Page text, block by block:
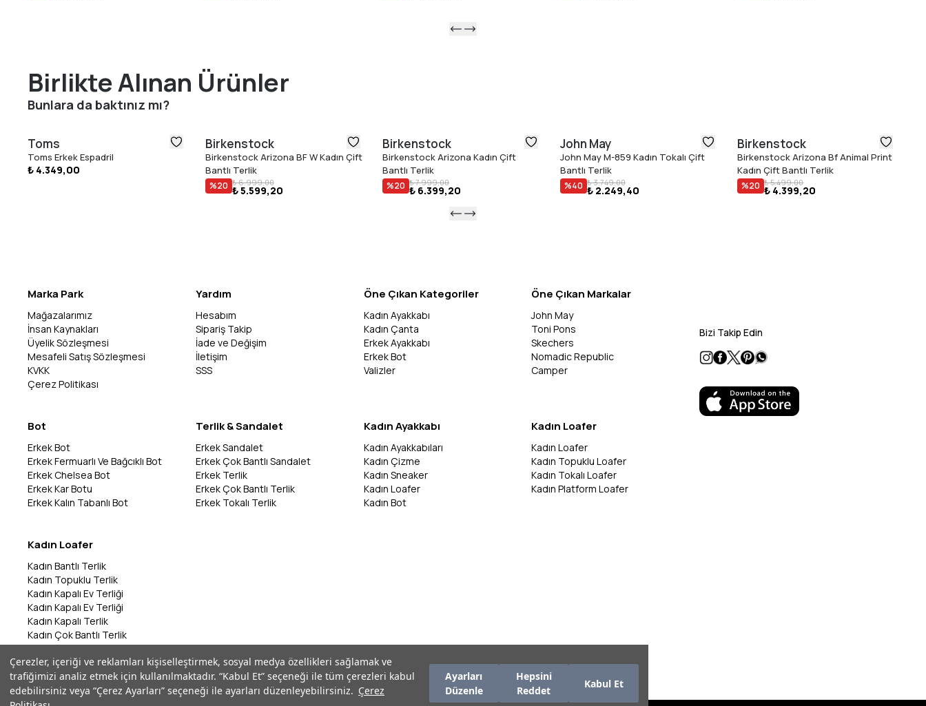
Çerezler, içeriği ve reklamları kişiselleştirmek, sosyal medya özellikleri sağlamak ve
trafiğimizi analiz etmek için kullanılmaktadır. “Kabul Et” seçeneği ile tüm çerezleri kabul
edebilirsiniz veya “Çerez Ayarları” seçeneği ile ayarları düzenleyebilirsiniz. Çerez
Ayarları
Düzenle
Hepsini
Reddet
Kabul Et
Birlikte Alınan Ürünler
Bunlara da baktınız mı?
Toms
Toms Erkek Espadril
₺ 4.349,00
Birkenstock
Birkenstock Arizona BF W Kadın Çift
Bantlı Terlik
%20 ₺ 6.999,00
₺ 5.599,20
Birkenstock
Birkenstock Arizona Kadın Çift
Bantlı Terlik
%20 ₺ 7.999,00
₺ 6.399,20
John May
John May M-859 Kadın Tokalı Çift
Bantlı Terlik
%40 ₺ 3.749,00
₺ 2.249,40
Birkenstock
Birkenstock Arizona Bf Animal Print
Kadın Çift Bantlı Terlik
%20 ₺ 5.499,00
₺ 4.399,20
Marka Park
Mağazalarımız
İnsan Kaynakları
Üyelik Sözleşmesi
Mesafeli Satış Sözleşmesi
KVKK
Çerez Politikası
Yardım
Hesabım
Sipariş Takip
İade ve Değişim
İletişim
SSS
Öne Çıkan Kategoriler
Kadın Ayakkabı
Kadın Çanta
Erkek Ayakkabı
Erkek Bot
Valizler
Öne Çıkan Markalar
John May
Toni Pons
Skechers
Nomadic Republic
Camper
Bot
Erkek Bot
Erkek Fermuarlı Ve Bağcıklı Bot
Erkek Chelsea Bot
Erkek Kar Botu
Erkek Kalın Tabanlı Bot
Terlik & Sandalet
Erkek Sandalet
Erkek Çok Bantlı Sandalet
Erkek Terlik
Erkek Çok Bantlı Terlik
Erkek Tokalı Terlik
Kadın Ayakkabı
Kadın Ayakkabıları
Kadın Çizme
Kadın Sneaker
Kadın Loafer
Kadın Bot
Kadın Loafer
Kadın Loafer
Kadın Topuklu Loafer
Kadın Tokalı Loafer
Kadın Platform Loafer
Kadın Loafer
Kadın Bantlı Terlik
Kadın Topuklu Terlik
Kadın Kapalı Ev Terliği
Kadın Kapalı Ev Terliği
Kadın Kapalı Terlik
Kadın Çok Bantlı Terlik
Kadın Bantlı Terlik
Kadın Çok Bantlı Terlik
Kadın Parmak Arası Terlik
Bizi Takip Edin